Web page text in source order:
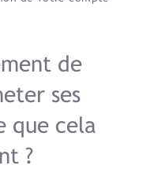
de
ses
que cela
?